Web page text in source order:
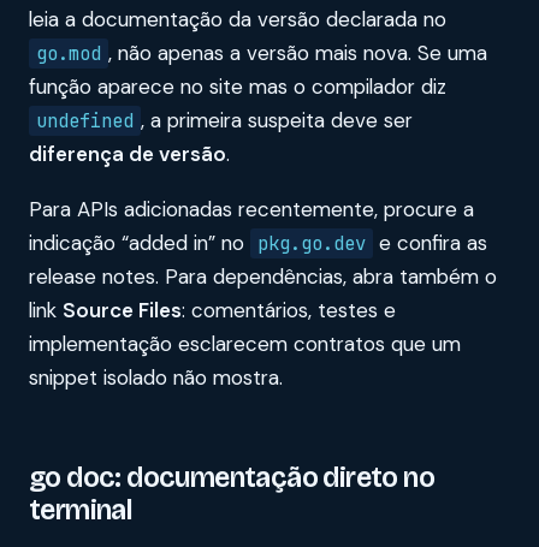
leia a documentação da versão declarada no
go.mod , não apenas a versão mais nova. Se uma
função aparece no site mas o compilador diz
undefined , a primeira suspeita deve ser
diferença de versão.
Para APIs adicionadas recentemente, procure a
indicação “added in” no pkg.go.dev e confira as
release notes. Para dependências, abra também o
link Source Files: comentários, testes e
implementação esclarecem contratos que um
snippet isolado não mostra.
go doc: documentação direto no
terminal